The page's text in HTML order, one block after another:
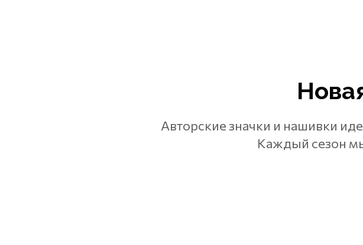
Авторские значки и нашивки
Каждый сезон